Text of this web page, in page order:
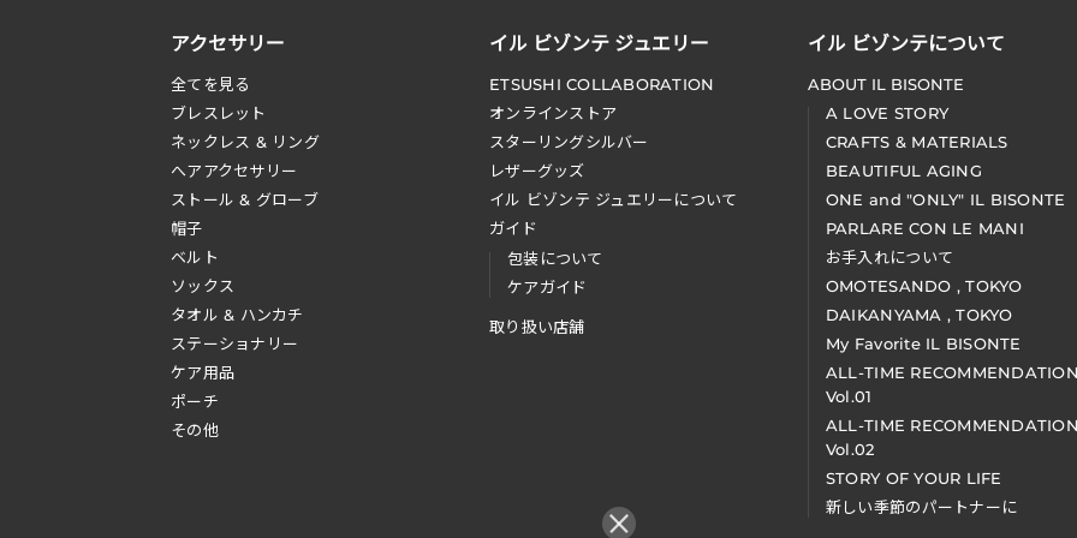
アクセサリー
全てを見る
ブレスレット
ネックレス & リング
へアアクセサリー
ストール & グローブ
帽子
ベルト
ソックス
タオル & ハンカチ
ステーショナリー
ケア用品
ポーチ
その他
イル ビゾンテ ジュエリー
ETSUSHI COLLABORATION
オンラインストア
スターリングシルバー
レザーグッズ
イル ビゾンテ ジュエリーについて
ガイド
包装について
ケアガイド
取り扱い店舗
イル ビゾンテについて
ABOUT IL BISONTE
A LOVE STORY
CRAFTS & MATERIALS
BEAUTIFUL AGING
ONE and "ONLY" IL BISONTE
PARLARE CON LE MANI
お手入れについて
OMOTESANDO , TOKYO
DAIKANYAMA , TOKYO
My Favorite IL BISONTE
ALL-TIME
Vol.01
ALL-TIME
Vol.02
STORY OF YOUR LIFE
新しい季節のパートナーに